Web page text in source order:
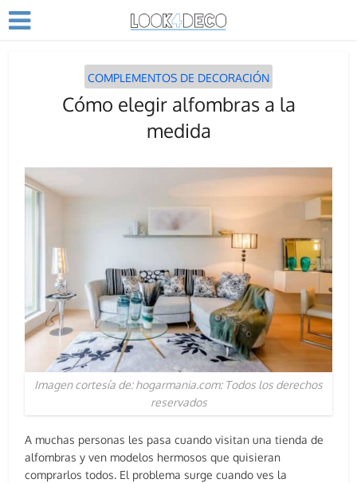
COMPLEMENTOS DE DECORACIÓN
Cómo elegir alfombras a la
medida
Imagen cortesía de: hogarmania.com: Todos los derechos
reservados
A muchas personas les pasa cuando visitan una tienda de
alfombras y ven modelos hermosos que quisieran
comprarlos todos. El problema surge cuando ves la